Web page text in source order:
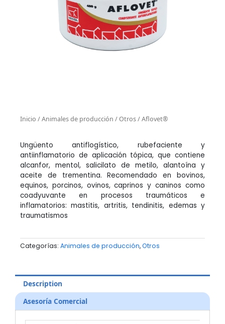
Inicio /Animales de producción /Otros/ Aflovet®
Ungüento antiflogístico, rubefaciente y
antiinflamatorio de aplicación tópica, que contiene
alcanfor, mentol, salicilato de metilo, alantoína y
aceite de trementina. Recomendado en bovinos,
equinos, porcinos, ovinos, caprinos y caninos como
coadyuvante en procesos traumáticos e
inflamatorios: mastitis, artritis, tendinitis, edemas y
traumatismos
Categorías: Animales de producción,Otros
Description
Asesoría Comercial